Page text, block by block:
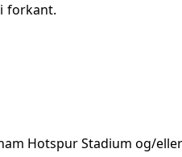
forkant.
Hotspur Stadium og/